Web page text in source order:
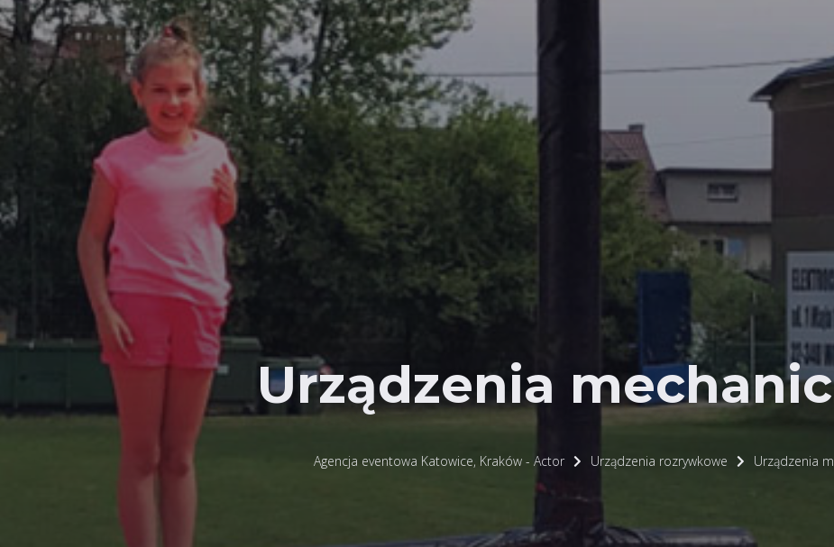
Urządzenia
Agencja eventowa Katowice, Kraków - Actor Urządzenia rozrywkowe Urządzenia